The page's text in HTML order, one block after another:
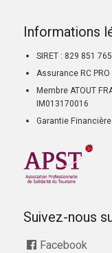
Informations
SIRET : 829 851
Assurance RC PRO
Membre ATOUT
IM013170016
Garantie Financière
Suivez-nous
Facebook